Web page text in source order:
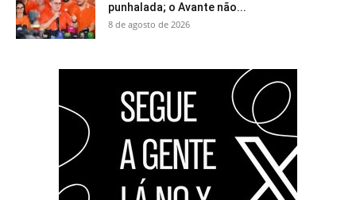
punhalada; o Avante não...
8 de agosto de 2026